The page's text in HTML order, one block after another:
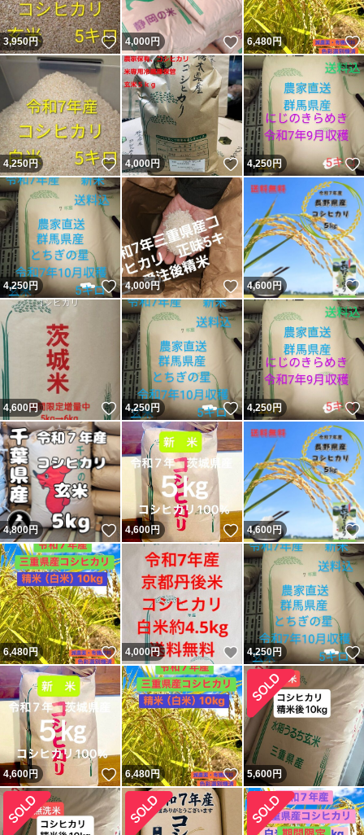
3,950円 いいね！
4,000円 いいね！
6,480円
4,250円 いいね！
4,000円 いいね！
4,250円
4,250円 いいね！
4,000円 いいね！
4,600円
4,600円 いいね！
4,250円 いいね！
4,250円
4,800円 いいね！
4,600円 いいね！
4,600円
6,480円 いいね！
4,000円 いいね！
4,250円
4,600円 いいね！
6,480円 いいね！
5,600円